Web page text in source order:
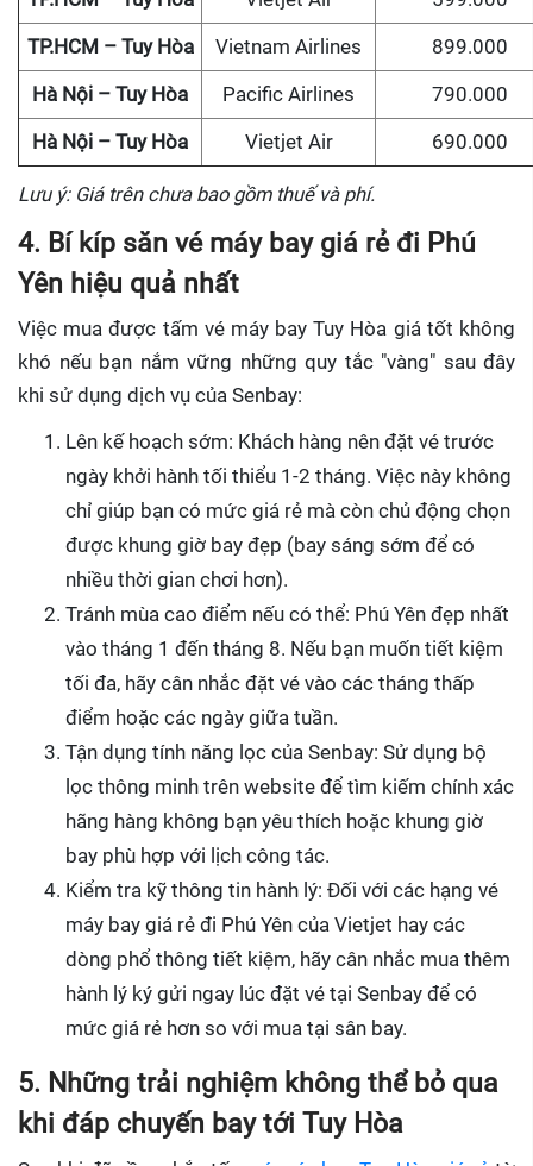
TP.HCM – Tuy Hòa Vietnam Airlines 899.000
Hà Nội – Tuy Hòa Pacific Airlines 790.000
Hà Nội – Tuy Hòa Vietjet Air 690.000
Lưu ý: Giá trên chưa bao gồm thuế và phí.
4. Bí kíp săn vé máy bay giá rẻ đi Phú
Yên hiệu quả nhất
Việc mua được tấm vé máy bay Tuy Hòa giá tốt không
khó nếu bạn nắm vững những quy tắc "vàng" sau đây
khi sử dụng dịch vụ của Senbay:
Lên kế hoạch sớm: Khách hàng nên đặt vé trước
ngày khởi hành tối thiểu 1-2 tháng. Việc này không
chỉ giúp bạn có mức giá rẻ mà còn chủ động chọn
được khung giờ bay đẹp (bay sáng sớm để có
nhiều thời gian chơi hơn).
Tránh mùa cao điểm nếu có thể: Phú Yên đẹp nhất
vào tháng 1 đến tháng 8. Nếu bạn muốn tiết kiệm
tối đa, hãy cân nhắc đặt vé vào các tháng thấp
điểm hoặc các ngày giữa tuần.
Tận dụng tính năng lọc của Senbay: Sử dụng bộ
lọc thông minh trên website để tìm kiếm chính xác
hãng hàng không bạn yêu thích hoặc khung giờ
bay phù hợp với lịch công tác.
Kiểm tra kỹ thông tin hành lý: Đối với các hạng vé
máy bay giá rẻ đi Phú Yên của Vietjet hay các
dòng phổ thông tiết kiệm, hãy cân nhắc mua thêm
hành lý ký gửi ngay lúc đặt vé tại Senbay để có
mức giá rẻ hơn so với mua tại sân bay.
5. Những trải nghiệm không thể bỏ qua
khi đáp chuyến bay tới Tuy Hòa